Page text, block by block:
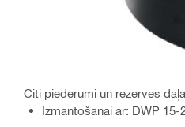
Citi piederumi un rezerves
Izmantošanai ar: DWP 15-